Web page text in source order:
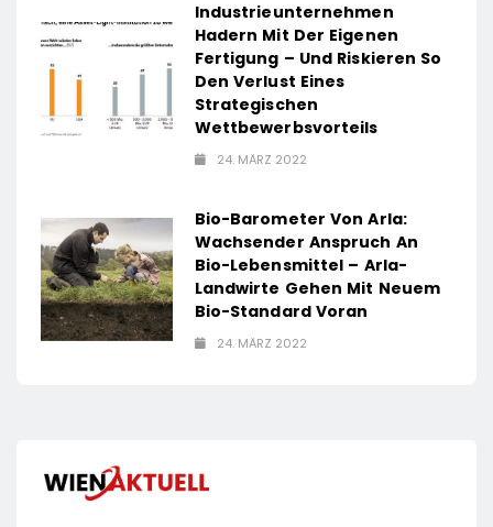
Industrieunternehmen
Hadern Mit Der Eigenen
Fertigung – Und Riskieren So
Den Verlust Eines
Strategischen
Wettbewerbsvorteils
24. MÄRZ 2022
Bio-Barometer Von Arla:
Wachsender Anspruch An
Bio-Lebensmittel – Arla-
Landwirte Gehen Mit Neuem
Bio-Standard Voran
24. MÄRZ 2022